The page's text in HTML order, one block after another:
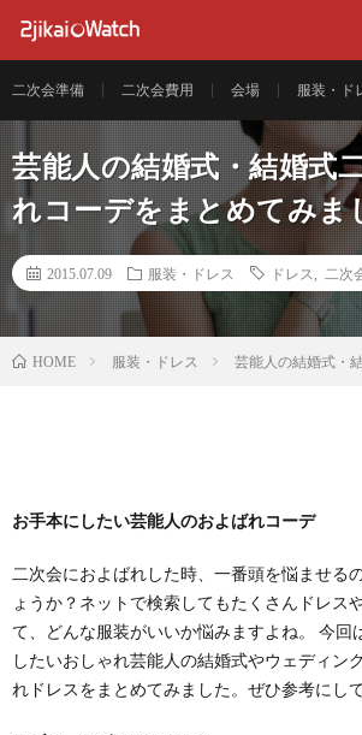
二次会準備 二次会費用 会場 服装・ド
芸能人の結婚式・結婚式
れコーデをまとめてみ
2015.07.09 服装・ドレス ドレス 二次
HOME 服装・ドレス 芸能人の結婚式・
お手本にしたい芸能人のおよばれコーデ
二次会におよばれした時、一番頭を悩ませる
ょうか？ネットで検索してもたくさんドレス
て、どんな服装がいいか悩みますよね。 今回
したいおしゃれ芸能人の結婚式やウェディン
れドレスをまとめてみました。ぜひ参考にし